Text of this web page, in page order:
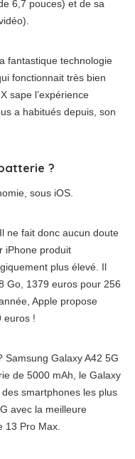
6,7 pouces) et de sa
fantastique technologie
fonctionnait très bien
sape l’expérience
a habitués depuis, son
?
sous iOS.
ne fait donc aucun doute
iPhone produit
plus élevé. Il
Go, 1379 euros pour 256
Apple propose
euros !
Galaxy A42 5G
de 5000 mAh, le Galaxy
smartphones les plus
avec la meilleure
13 Pro Max.